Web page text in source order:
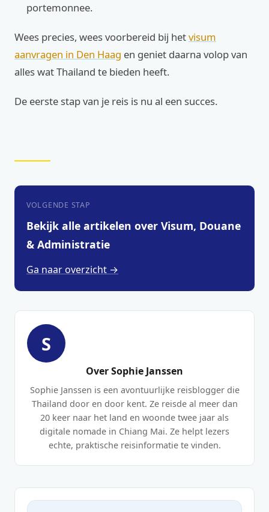
portemonnee.
Wees precies, wees voorbereid bij hetvisum
aanvragen in Den Haag en geniet daarna volop van
alles wat Thailand te bieden heeft.
De eerste stap van je reis is nu al een succes.
VOLGENDE STAP
Bekijk alle artikelen over Visum, Douane
& Administratie
Ga naar overzicht →
S
Over Sophie Janssen
Sophie Janssen is een avontuurlijke reisblogger die
Thailand door en door kent. Ze reisde al meer dan
20 keer naar het land en woonde twee jaar als
digitale nomade in Chiang Mai. Ze helpt lezers
echte, praktische reisinformatie te vinden.